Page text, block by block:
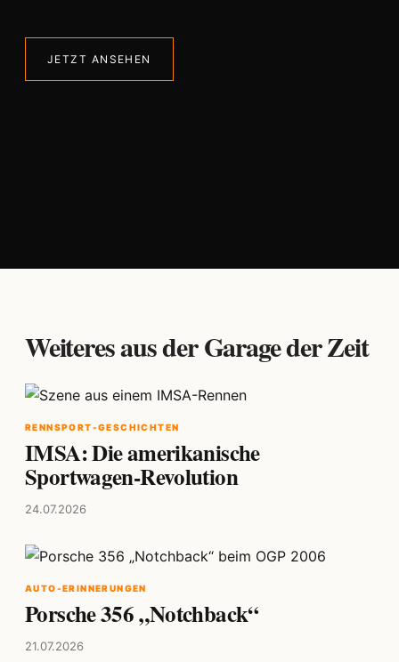
JETZT ANSEHEN
Weiteres aus der Garage der Zeit
RENNSPORT-GESCHICHTEN
IMSA: Die amerikanische
Sportwagen-Revolution
24.07.2026
AUTO-ERINNERUNGEN
Porsche 356 „Notchback“
21.07.2026